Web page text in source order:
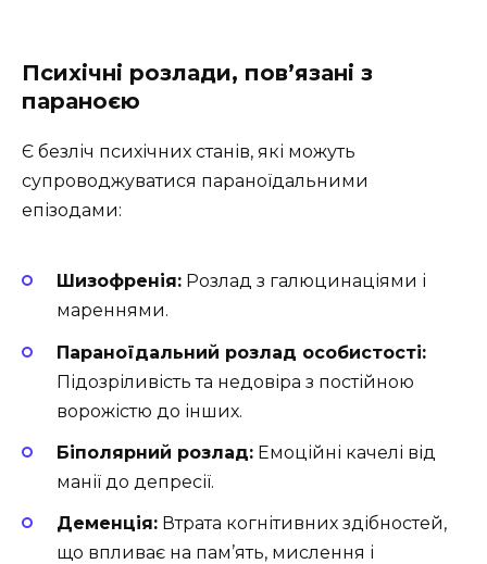
Психічні розлади, пов’язані з
параноєю
Є безліч психічних станів, які можуть
супроводжуватися параноїдальними
епізодами:
Шизофренія: Розлад з галюцинаціями і
мареннями.
Параноїдальний розлад особистості:
Підозріливість та недовіра з постійною
ворожістю до інших.
Біполярний розлад: Емоційні качелі від
манії до депресії.
Деменція: Втрата когнітивних здібностей,
що впливає на пам’ять, мислення і